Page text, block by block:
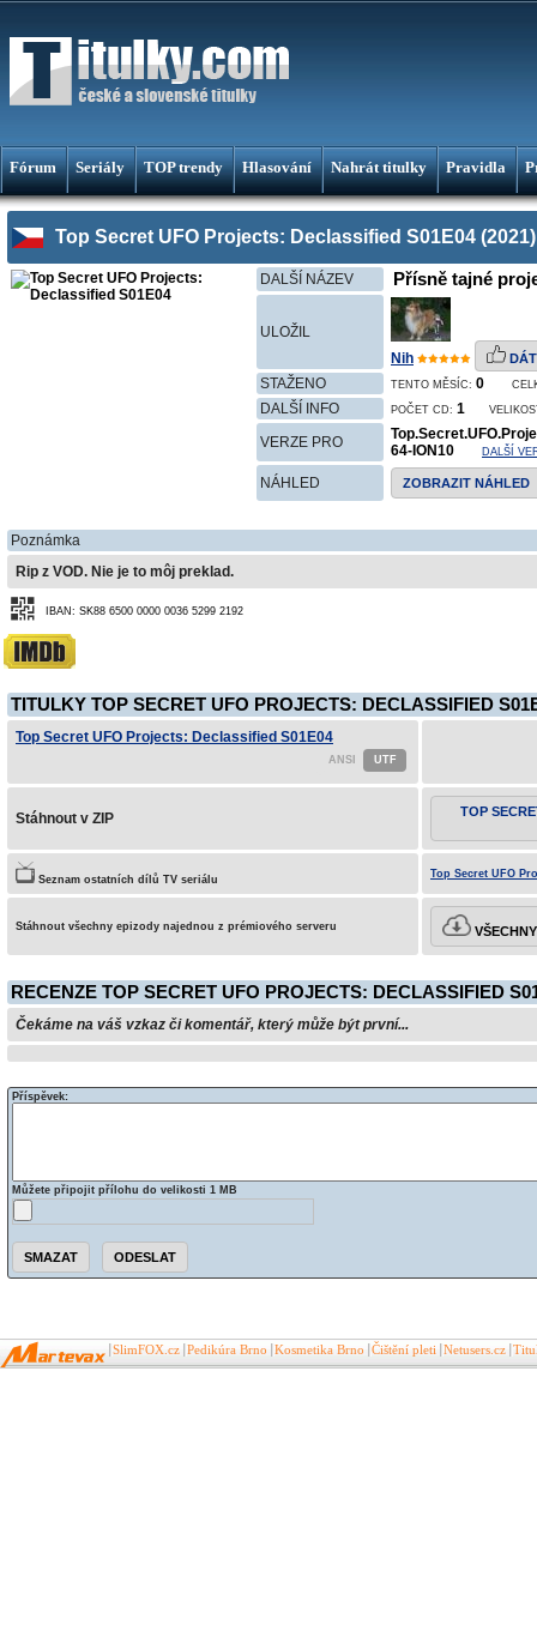
Fórum Seriály TOP trendy Hlasování Nahrát titulky Pravidla
Top Secret UFO Projects: Declassified S01E04 (2021)
DALŠÍ NÁZEV Přísně tajné
ULOŽIL
Nih
DÁT
STAŽENO TENTO MĚSÍC: 0
DALŠÍ INFO POČET CD: 1
VERZE PRO
64-ION10
DALŠÍ
NÁHLED ZOBRAZIT NÁHLED
Poznámka
Rip z VOD. Nie je to môj preklad.
IBAN: SK88 6500 0000 0036 5299 2192
TITULKY TOP SECRET UFO PROJECTS: DECLASSIFIED
Top Secret UFO Projects: Declassified S01E04
Stáhnout v ZIP TOP
Seznam ostatních dílů TV seriálu Top Secret UFO
Stáhnout všechny epizody najednou z prémiového serveru
RECENZE TOP SECRET UFO PROJECTS: DECLASSIFIED
Čekáme na váš vzkaz či komentář, který může být první...
Příspěvek:
Můžete připojit přílohu do velikosti 1 MB
SlimFOX.cz Pedikúra Brno Kosmetika Brno Čištění pleti Netusers.cz